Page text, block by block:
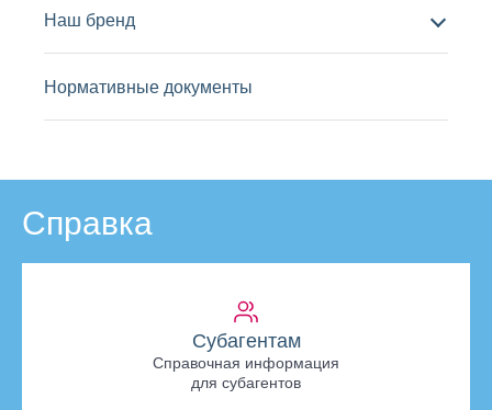
Наш бренд
Нормативные документы
Справка
Субагентам
Справочная информация
для субагентов